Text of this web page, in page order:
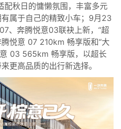
配秋日的慵懒氛围，丰富多元
属于自己的精致小车；9月23
、奔腾悦意03联袂上新，“超
悦意 07 210km 畅享版和“大
03 565km 畅享版，以超长
更高品质的出行新选择。